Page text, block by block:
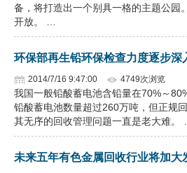
备，将打造出一个别具一格的主题公园
开放。 …
环保部再生铅环保检查力度逐步深
2014/7/16 9:47:00 4749次浏览
我国一般铅酸蓄电池含铅量在70%～
铅酸蓄电池数量超过260万吨，但正规
其无序的回收管理问题一直是老大难。 …
未来五年有色金属回收行业将加大